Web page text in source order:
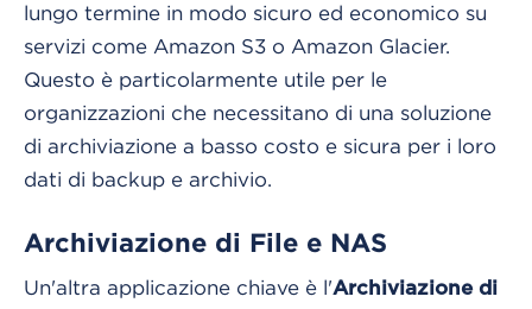
lungo termine in modo sicuro ed economico su
servizi come Amazon S3 o Amazon Glacier.
Questo è particolarmente utile per le
organizzazioni che necessitano di una soluzione
di archiviazione a basso costo e sicura per i loro
dati di backup e archivio.
Archiviazione di File e NAS
Un'altra applicazione chiave è l'Archiviazione di